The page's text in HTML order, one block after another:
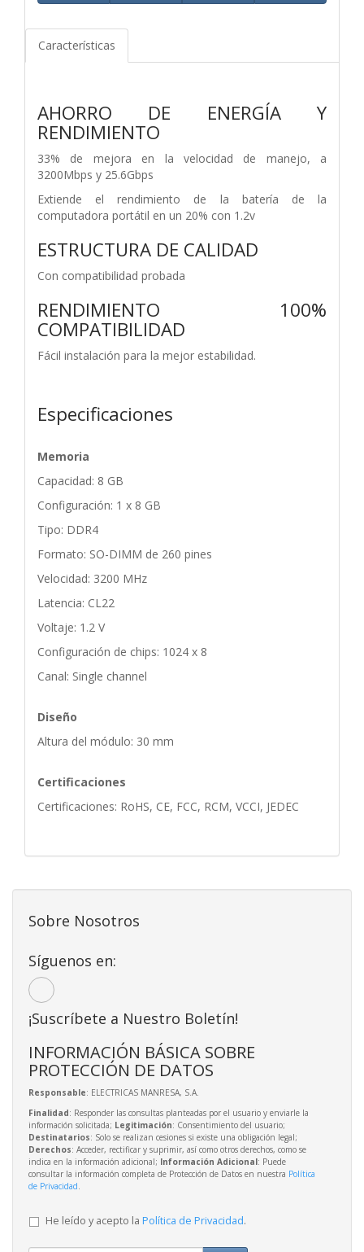
Características
AHORRO DE ENERGÍA Y
RENDIMIENTO
33% de mejora en la velocidad de manejo, a
3200Mbps y 25.6Gbps
Extiende el rendimiento de la batería de la
computadora portátil en un 20% con 1.2v
ESTRUCTURA DE CALIDAD
Con compatibilidad probada
RENDIMIENTO 100%
COMPATIBILIDAD
Fácil instalación para la mejor estabilidad.
Especificaciones
Memoria
Capacidad: 8 GB
Configuración: 1 x 8 GB
Tipo: DDR4
Formato: SO-DIMM de 260 pines
Velocidad: 3200 MHz
Latencia: CL22
Voltaje: 1.2 V
Configuración de chips: 1024 x 8
Canal: Single channel
Diseño
Altura del módulo: 30 mm
Certificaciones
Certificaciones: RoHS, CE, FCC, RCM, VCCI, JEDEC
Sobre Nosotros
Síguenos en:
¡Suscríbete a Nuestro Boletín!
INFORMACIÓN BÁSICA SOBRE
PROTECCIÓN DE DATOS
Responsable: ELECTRICAS MANRESA, S.A.
Finalidad: Responder las consultas planteadas por el usuario y enviarle la
información solicitada; Legitimación: Consentimiento del usuario;
Destinatarios: Solo se realizan cesiones si existe una obligación legal;
Derechos: Acceder, rectificar y suprimir, así como otros derechos, como se
indica en la información adicional; Información Adicional: Puede
consultar la información completa de Protección de Datos en nuestra Política
de Privacidad
He leído y acepto la Política de Privacidad.